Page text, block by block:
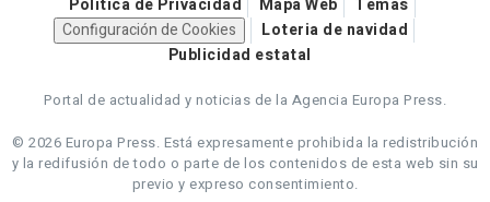
Política de Privacidad
Mapa Web
Temas
Configuración de Cookies
Loteria de navidad
Publicidad estatal
Portal de actualidad y noticias de la Agencia Europa Press.
© 2026 Europa Press. Está expresamente prohibida la redistribución
y la redifusión de todo o parte de los contenidos de esta web sin su
previo y expreso consentimiento.